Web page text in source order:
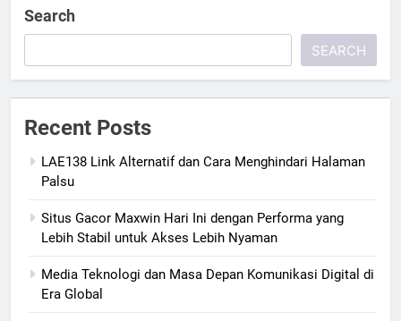
Search
SEARCH
Recent Posts
LAE138 Link Alternatif dan Cara Menghindari Halaman
Palsu
Situs Gacor Maxwin Hari Ini dengan Performa yang
Lebih Stabil untuk Akses Lebih Nyaman
Media Teknologi dan Masa Depan Komunikasi Digital di
Era Global